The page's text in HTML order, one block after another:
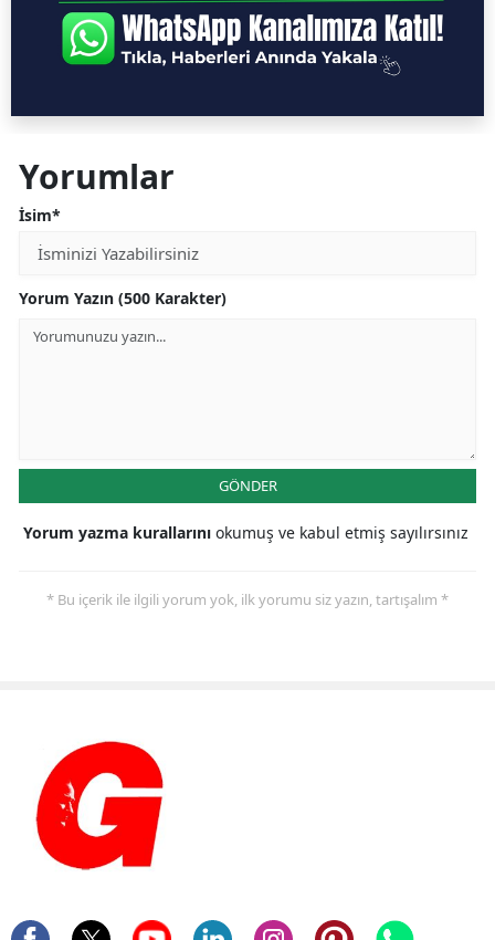
Yorumlar
İsim*
Yorum Yazın (500 Karakter)
GÖNDER
Yorum yazma kurallarını okumuş ve kabul etmiş sayılırsınız
* Bu içerik ile ilgili yorum yok, ilk yorumu siz yazın, tartışalım *